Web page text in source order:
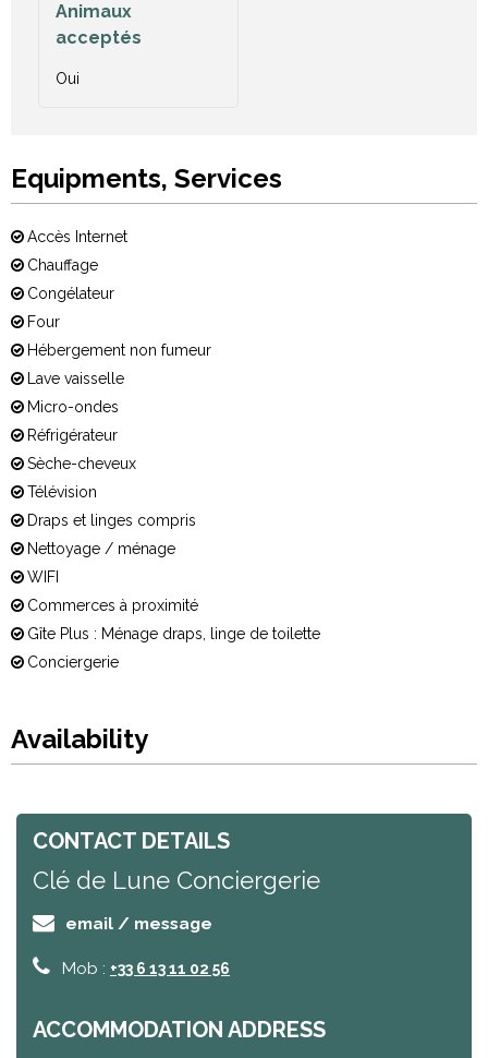
Animaux
acceptés
Oui
Equipments, Services
Accès Internet
Chauffage
Congélateur
Four
Hébergement non fumeur
Lave vaisselle
Micro-ondes
Réfrigérateur
Sèche-cheveux
Télévision
Draps et linges compris
Nettoyage / ménage
WIFI
Commerces à proximité
Gîte Plus : Ménage draps, linge de toilette
Conciergerie
Availability
CONTACT DETAILS
Clé de Lune Conciergerie
email / message
Mob : +33 6 13 11 02 56
ACCOMMODATION ADDRESS